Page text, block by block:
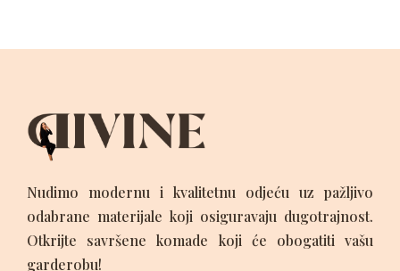
Nudimo modernu i kvalitetnu odjeću uz pažljivo
odabrane materijale koji osiguravaju dugotrajnost.
Otkrijte savršene komade koji će obogatiti vašu
garderobu!